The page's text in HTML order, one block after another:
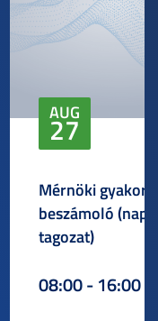
AUG
27
Mérnöki
beszámoló
tagozat)
08:00 - 16:00